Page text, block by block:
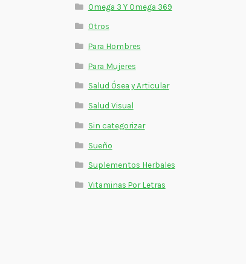
Omega 3 Y Omega 369
Otros
Para Hombres
Para Mujeres
Salud Ósea y Articular
Salud Visual
Sin categorizar
Sueño
Suplementos Herbales
Vitaminas Por Letras